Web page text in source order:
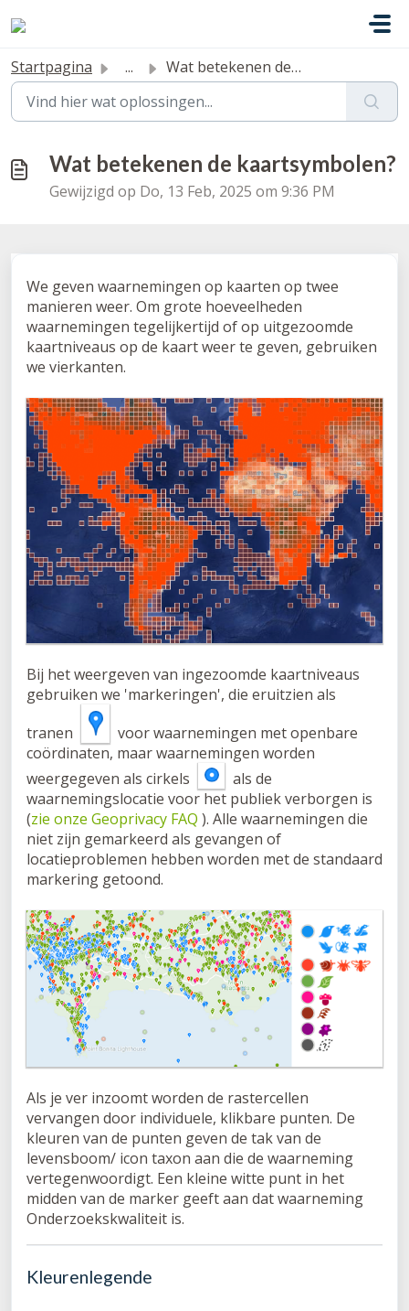
Startpagina ... Wat betekenen de kaartsymbolen?
Wat betekenen de kaartsymbolen?
Gewijzigd op Do, 13 Feb, 2025 om 9:36 PM
We geven waarnemingen op kaarten op twee
manieren weer. Om grote hoeveelheden
waarnemingen tegelijkertijd of op uitgezoomde
kaartniveaus op de kaart weer te geven, gebruiken
we vierkanten.
Bij het weergeven van ingezoomde kaartniveaus
gebruiken we 'markeringen', die eruitzien als
tranen
voor waarnemingen met openbare
coördinaten, maar waarnemingen worden
weergegeven als cirkels
als de
waarnemingslocatie voor het publiek verborgen is
(zie onze Geoprivacy FAQ ). Alle waarnemingen die
niet zijn gemarkeerd als gevangen of
locatieproblemen hebben worden met de standaard
markering getoond.
Als je ver inzoomt worden de rastercellen
vervangen door individuele, klikbare punten. De
kleuren van de punten geven de tak van de
levensboom/ icon taxon aan die de waarneming
vertegenwoordigt. Een kleine witte punt in het
midden van de marker geeft aan dat waarneming
Onderzoekskwaliteit is.
Kleurenlegende